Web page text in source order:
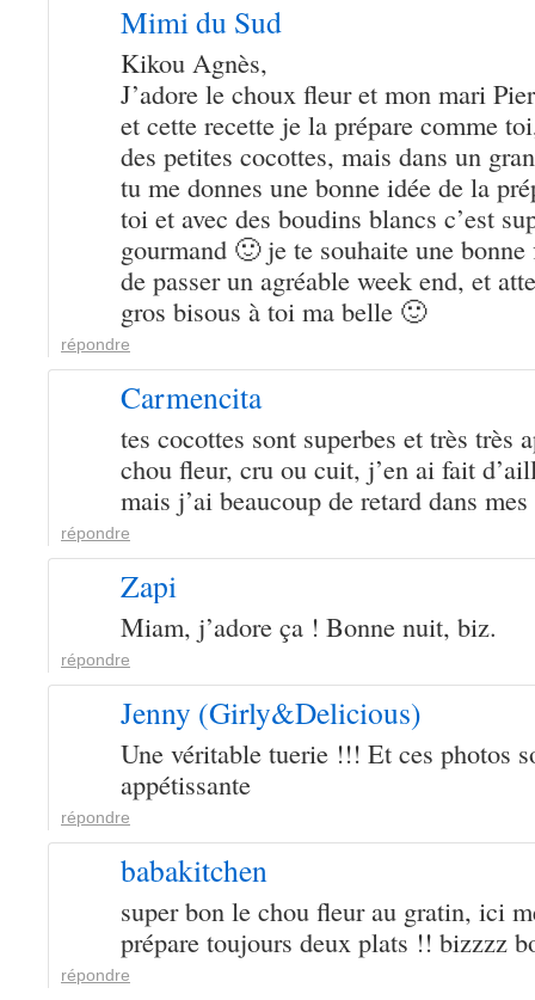
Mimi du Sud
Kikou Agnès,
J’adore le choux fleur et mon mari
et cette recette je la prépare comme
des petites cocottes, mais dans un
tu me donnes une bonne idée de la
toi et avec des boudins blancs c’est
gourmand 🙂 je te souhaite une
de passer un agréable week end, et
gros bisous à toi ma belle 🙂
répondre
Carmencita
tes cocottes sont superbes et très très
chou fleur, cru ou cuit, j’en ai fait
mais j’ai beaucoup de retard dans
répondre
Zapi
Miam, j’adore ça ! Bonne nuit, biz.
répondre
Jenny (Girly&Delicious)
Une véritable tuerie !!! Et ces photos
appétissante
répondre
babakitchen
super bon le chou fleur au gratin, ici
prépare toujours deux plats !! bizzzz
répondre